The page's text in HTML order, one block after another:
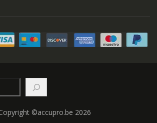
©accupro.be 2026